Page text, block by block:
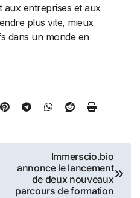
entreprises et aux
plus vite, mieux
dans un monde en
Immerscio.bio
annonce le lancement
de deux nouveaux
parcours de formation